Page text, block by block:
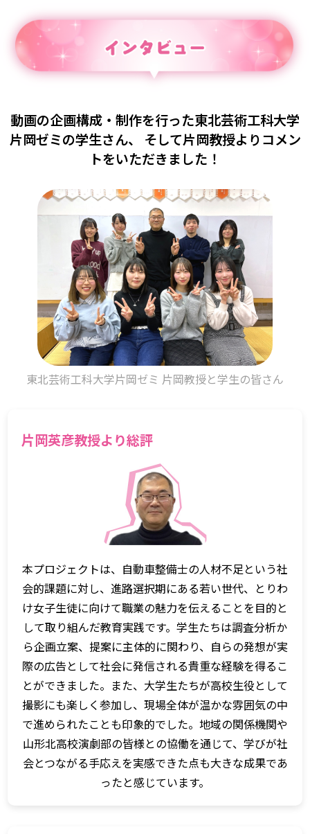
動画の企画構成・制作を行った東北芸術工科大学
片岡ゼミの学生さん、
そして片岡教授よりコメン
トをいただきました！
東北芸術工科大学片岡ゼミ 片岡教授と学生の皆さん
片岡英彦教授より総評
本プロジェクトは、自動車整備士の人材不足という社
会的課題に対し、進路選択期にある若い世代、とりわ
け女子生徒に向けて職業の魅力を伝えることを目的と
して取り組んだ教育実践です。学生たちは調査分析か
ら企画立案、提案に主体的に関わり、自らの発想が実
際の広告として社会に発信される貴重な経験を得るこ
とができました。また、大学生たちが高校生役として
撮影にも楽しく参加し、現場全体が温かな雰囲気の中
で進められたことも印象的でした。地域の関係機関や
山形北高校演劇部の皆様との協働を通じて、学びが社
会とつながる手応えを実感できた点も大きな成果であ
ったと感じています。